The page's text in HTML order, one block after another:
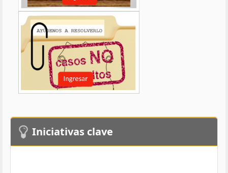
Iniciativas clave